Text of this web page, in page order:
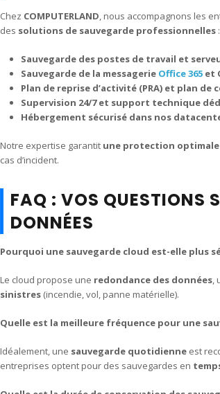
Chez COMPUTERLAND, nous accompagnons les
des solutions de sauvegarde professionnelles :
Sauvegarde des postes de travail et
Sauvegarde de la messagerie Office 365 et
Plan de reprise d’activité (PRA) et plan de
Supervision 24/7 et support technique
Hébergement sécurisé dans nos
Notre expertise garantit une protection optimale
cas d’incident.
FAQ : VOS QUESTIONS
DONNÉES
Pourquoi une sauvegarde cloud est-elle plus
Le cloud propose une redondance des données,
sinistres (incendie, vol, panne matérielle).
Quelle est la meilleure fréquence pour une
Idéalement, une sauvegarde quotidienne est
entreprises optent pour des sauvegardes en